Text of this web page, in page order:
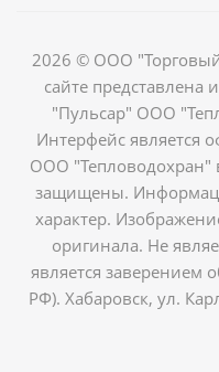
2026 © ООО
сайте
"Пульсар" ООО
Интерфейс является
ООО "Тепловодохран"
защищены.
характер.
оригинала. Не
является заверением
РФ). Хабаровск, ул.